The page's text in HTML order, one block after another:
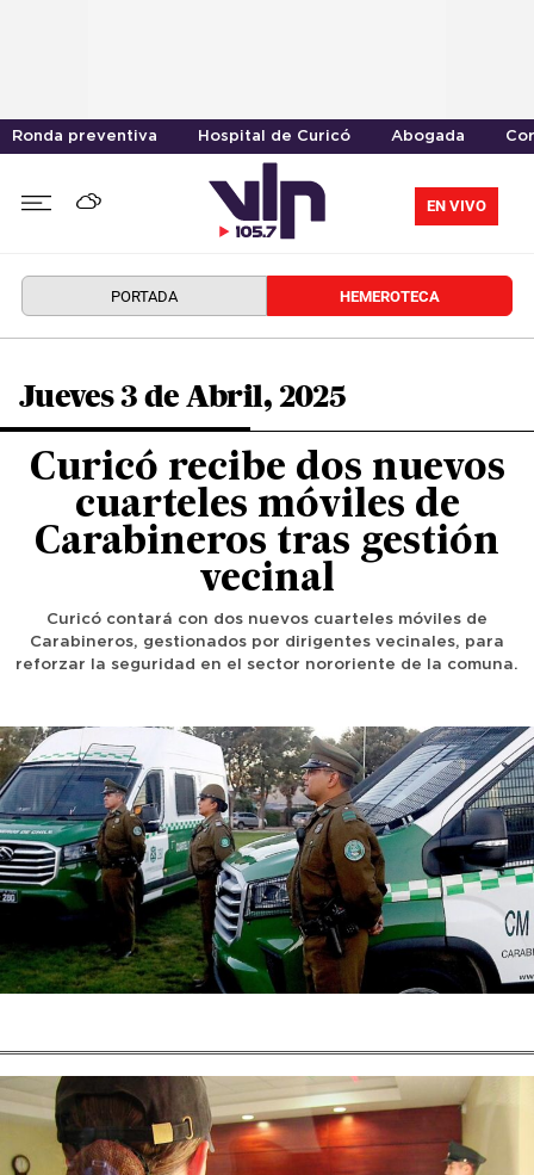
Ronda preventiva Hospital de Curicó Abogada
EN VIVO
PORTADA HEMEROTECA
Jueves 3 de Abril, 2025
Curicó recibe dos nuevos
cuarteles móviles de
Carabineros tras gestión
vecinal
Curicó contará con dos nuevos cuarteles móviles de
Carabineros, gestionados por dirigentes vecinales, para
reforzar la seguridad en el sector nororiente de la comuna.